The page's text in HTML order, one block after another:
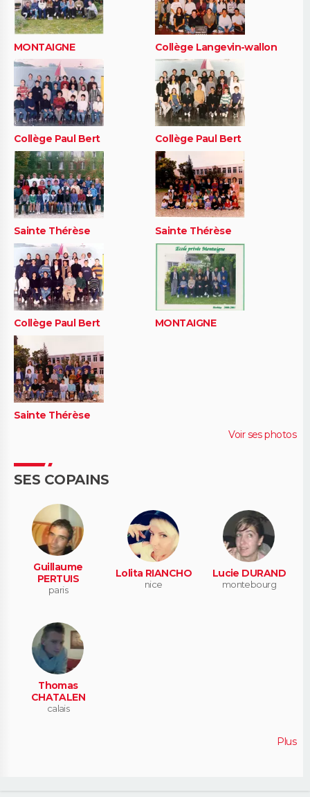
MONTAIGNE Collège Langevin-wallon
Collège Paul Bert Collège Paul Bert
Sainte Thérèse Sainte Thérèse
Collège Paul Bert MONTAIGNE
Sainte Thérèse
Voir ses photos
SES COPAINS
Guillaume
PERTUIS
paris
Lolita RIANCHO
nice
Lucie DURAND
montebourg
Thomas
CHATALEN
calais
Plus